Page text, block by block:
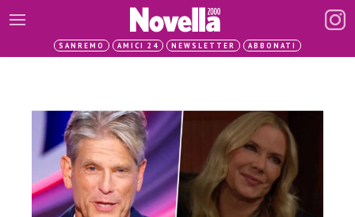
SANREMO AMICI 24 NEWSLETTER ABBONATI